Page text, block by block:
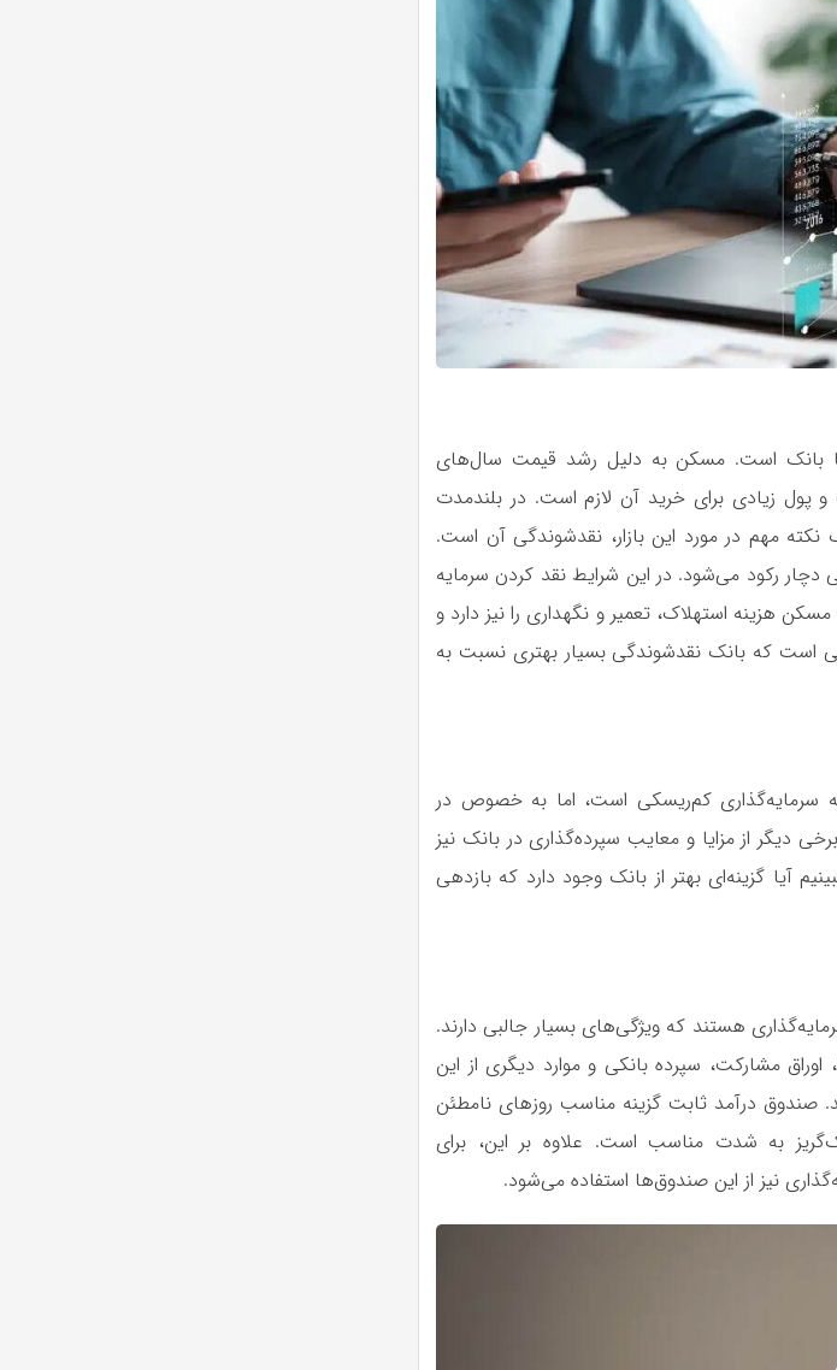
با بانک است. مسکن به دلیل رشد قیمت سال‌های
زیادی برای خرید آن لازم است. در بلندمدت
مهم در مورد این بازار، نقدشوندگی آن است.
رکود می‌شود. در این شرایط نقد کردن سرمایه
هزینه استهلاک، تعمیر و نگهداری را نیز دارد و
است که بانک نقدشوندگی بسیار بهتری نسبت به
سرمایه‌گذاری کم‌ریسکی است، اما به خصوص در
دیگر از مزایا و معایب سپرده‌گذاری در بانک نیز
آیا گزینه‌ای بهتر از بانک وجود دارد که بازدهی
هستند که ویژگی‌های بسیار جالبی دارند.
اوراق مشارکت، سپرده بانکی و موارد دیگری از این
صندوق‌ درآمد ثابت گزینه مناسب روزهای نامطئن
به شدت مناسب است. علاوه بر این، برای
نیز از این صندوق‌ها استفاده می‌شود.